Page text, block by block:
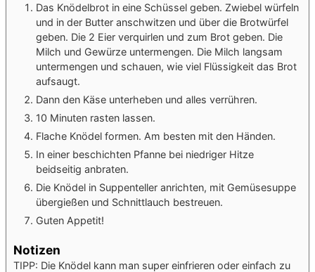
Das Knödelbrot in eine Schüssel geben. Zwiebel würfeln
und in der Butter anschwitzen und über die Brotwürfel
geben. Die 2 Eier verquirlen und zum Brot geben. Die
Milch und Gewürze untermengen. Die Milch langsam
untermengen und schauen, wie viel Flüssigkeit das Brot
aufsaugt.
Dann den Käse unterheben und alles verrühren.
10 Minuten rasten lassen.
Flache Knödel formen. Am besten mit den Händen.
In einer beschichten Pfanne bei niedriger Hitze
beidseitig anbraten.
Die Knödel in Suppenteller anrichten, mit Gemüsesuppe
übergießen und Schnittlauch bestreuen.
Guten Appetit!
Notizen
TIPP: Die Knödel kann man super einfrieren oder einfach zu